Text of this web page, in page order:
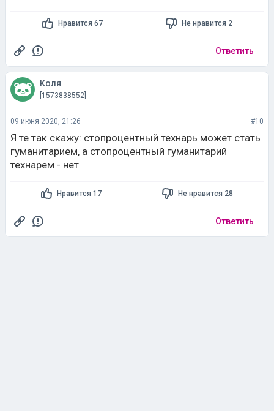
Нравится 67 Не нравится 2
Ответить
Коля
[1573838552]
09 июня 2020, 21:26 #10
Я те так скажу: стопроцентный технарь может стать
гуманитарием, а стопроцентный гуманитарий
технарем - нет
Нравится 17 Не нравится 28
Ответить